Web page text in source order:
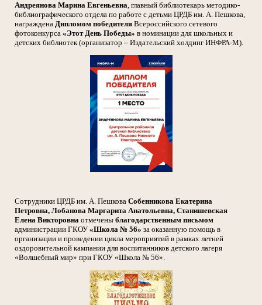
Андреянова Марина Евгеньевна, главный библиотекарь методико-
библиографического отдела по работе с детьми ЦРДБ им. А. Пешкова,
награждена Дипломом победителя Всероссийского сетевого
фотоконкурса «Этот День Победы» в номинации для школьных и
детских библиотек (организатор – Издательский холдинг ИНФРА-М).
Сотрудники ЦРДБ им. А. Пешкова Собенникова Екатерина
Петровна, Лобанова Маргарита Анатольевна, Станишевская
Елена Викторовна отмечены благодарственным письмом
администрации ГКОУ «Школа № 56» за оказанную помощь в
организации и проведении цикла мероприятий в рамках летней
оздоровительной кампании для воспитанников детского лагеря
«Волшебный мир» при ГКОУ «Школа № 56».